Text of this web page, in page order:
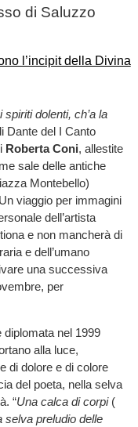
di Saluzzo
dolenti, ch’a la
Dante del I Canto
Roberta Coni, allestite
sale delle antiche
Montebello)
viaggio per immagini
dell’artista
e non mancherà di
e dell’umano
una successiva
per
nel 1999
alla luce,
di dolore e di colore
del poeta, nella selva
“Una calca di corpi (
selva preludio delle